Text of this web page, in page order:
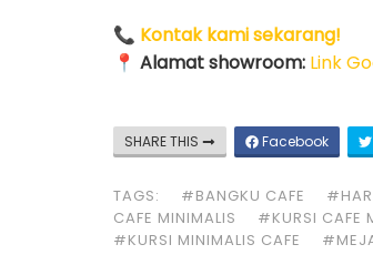
📞 Kontak kami sekarang!
📍 Alamat showroom: Link
SHARE THIS Facebook
TAGS: #BANGKU CAFE
CAFE MINIMALIS
#KURSI CAFE
#KURSI MINIMALIS CAFE